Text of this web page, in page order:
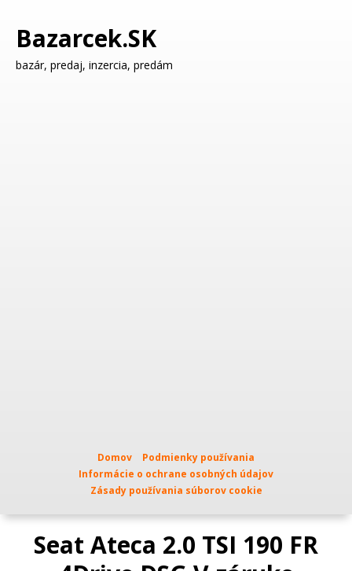
Bazarcek.SK
bazár, predaj, inzercia, predám
Domov
Podmienky používania
Informácie o ochrane osobných údajov
Zásady používania súborov cookie
Seat Ateca 2.0 TSI 190 FR